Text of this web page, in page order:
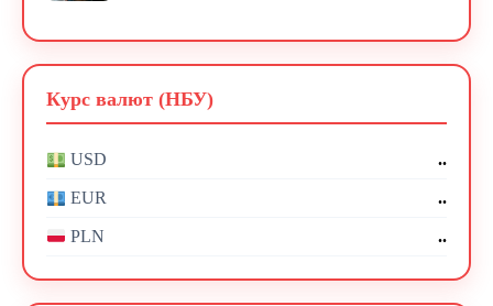
Курс валют (НБУ)
USD ..
EUR ..
PLN ..